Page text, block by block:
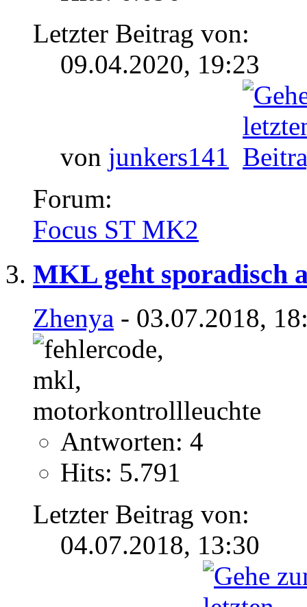
Letzter Beitrag von:
09.04.2020, 19:23
von junkers141
Forum:
Focus ST MK2
MKL geht sporadisch
Zhenya - 03.07.2018,
Antworten: 4
Hits: 5.791
Letzter Beitrag von:
04.07.2018, 13:30